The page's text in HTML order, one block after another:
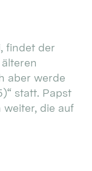
findet der
aber werde
statt. Papst
weiter, die auf